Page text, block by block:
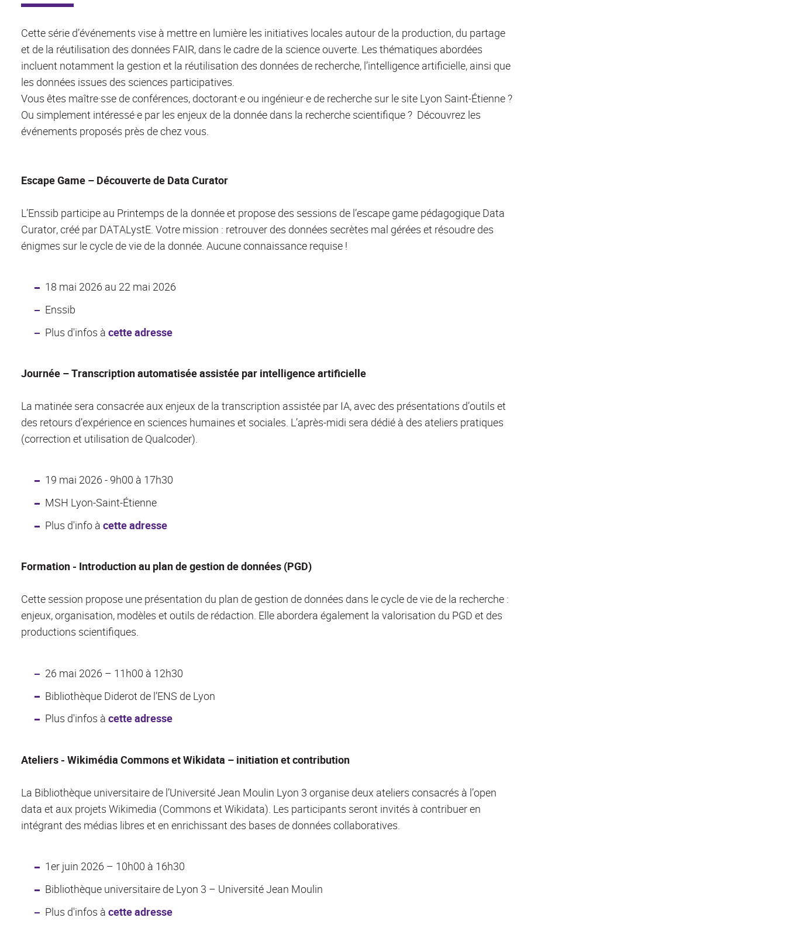
Cette série d’événements vise à mettre en lumière les initiatives locales autour de la production, du partage
et de la réutilisation des données FAIR, dans le cadre de la science ouverte. Les thématiques abordées
incluent notamment la gestion et la réutilisation des données de recherche, l’intelligence artificielle, ainsi que
les données issues des sciences participatives.
Vous êtes maître·sse de conférences, doctorant·e ou ingénieur·e de recherche sur le site Lyon Saint-Étienne ?
Ou simplement intéressé·e par les enjeux de la donnée dans la recherche scientifique ? Découvrez les
événements proposés près de chez vous.
Escape Game – Découverte de Data Curator
L’Enssib participe au Printemps de la donnée et propose des sessions de l’escape game pédagogique Data
Curator, créé par DATALystE. Votre mission : retrouver des données secrètes mal gérées et résoudre des
énigmes sur le cycle de vie de la donnée. Aucune connaissance requise !
18 mai 2026 au 22 mai 2026
Enssib
Plus d'infos à cette adresse
Journée – Transcription automatisée assistée par intelligence artificielle
La matinée sera consacrée aux enjeux de la transcription assistée par IA, avec des présentations d’outils et
des retours d’expérience en sciences humaines et sociales. L’après-midi sera dédié à des ateliers pratiques
(correction et utilisation de Qualcoder).
19 mai 2026 - 9h00 à 17h30
MSH Lyon-Saint-Étienne
Plus d'info à cette adresse
Formation - Introduction au plan de gestion de données (PGD)
Cette session propose une présentation du plan de gestion de données dans le cycle de vie de la recherche :
enjeux, organisation, modèles et outils de rédaction. Elle abordera également la valorisation du PGD et des
productions scientifiques.
26 mai 2026 – 11h00 à 12h30
Bibliothèque Diderot de l’ENS de Lyon
Plus d'infos à cette adresse
Ateliers - Wikimédia Commons et Wikidata – initiation et contribution
La Bibliothèque universitaire de l’Université Jean Moulin Lyon 3 organise deux ateliers consacrés à l’open
data et aux projets Wikimedia (Commons et Wikidata). Les participants seront invités à contribuer en
intégrant des médias libres et en enrichissant des bases de données collaboratives.
1er juin 2026 – 10h00 à 16h30
Bibliothèque universitaire de Lyon 3 – Université Jean Moulin
Plus d'infos à cette adresse